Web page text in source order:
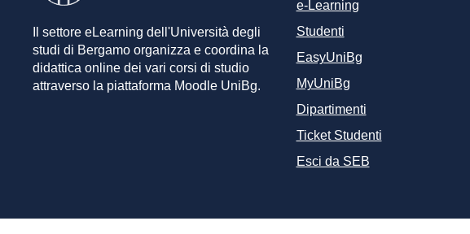
Il settore eLearning dell'Università degli
studi di Bergamo organizza e coordina la
didattica online dei vari corsi di studio
attraverso la piattaforma Moodle UniBg.
e-Learning
Studenti
EasyUniBg
MyUniBg
Dipartimenti
Ticket Studenti
Esci da SEB